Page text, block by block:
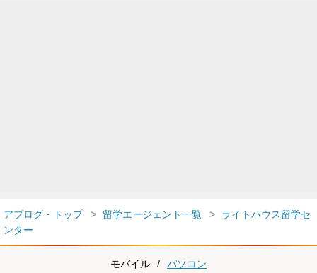
アブログ・トップ 留学エージェント一覧
ライトハウス留学セ
ンター
モバイル / パソコン